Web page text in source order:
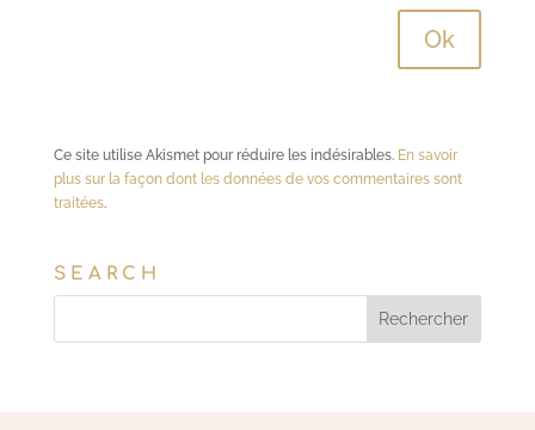
Ce site utilise Akismet pour réduire les indésirables. En savoir
plus sur la façon dont les données de vos commentaires sont
traitées.
SEARCH